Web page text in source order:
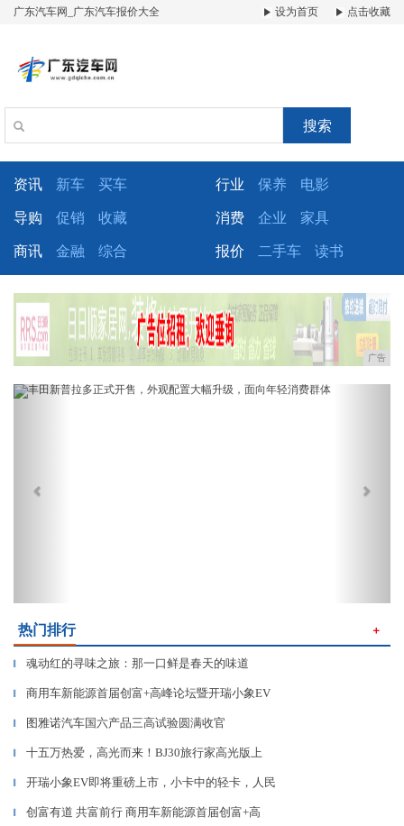
广东汽车网_广东汽车报价大全 设为首页 点击收藏
搜索
资讯 新车 买车 行业 保养 电影
导购 促销 收藏 消费 企业 家具
商讯 金融 综合 报价 二手车 读书
广告
Previous
热门排行 ＋
▎ 魂动红的寻味之旅：那一口鲜是春天的味道
▎ 商用车新能源首届创富+高峰论坛暨开瑞小象EV
▎ 图雅诺汽车国六产品三高试验圆满收官
▎ 十五万热爱，高光而来！BJ30旅行家高光版上
▎ 开瑞小象EV即将重磅上市，小卡中的轻卡，人民
▎ 创富有道 共富前行 商用车新能源首届创富+高